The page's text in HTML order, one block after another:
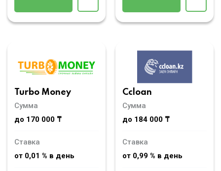
Turbo Money
Сумма
до 170 000 ₸
Ставка
от 0,01 % в день
Ccloan
Сумма
до 184 000 ₸
Ставка
от 0,99 % в день